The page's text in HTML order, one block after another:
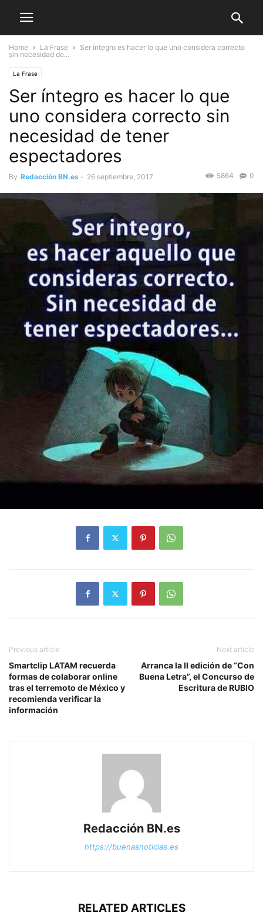
Home La Frase
Ser íntegro es hacer lo que uno considera correcto
sin necesidad de...
La Frase
Ser íntegro es hacer lo que
uno considera correcto sin
necesidad de tener
espectadores
By Redacción BN.es - 26 septiembre, 2017 0
5864
Previous article
Smartclip LATAM recuerda
formas de colaborar online
tras el terremoto de México y
recomienda verificar la
información
Next article
Arranca la II edición de “Con
Buena Letra”, el Concurso de
Escritura de RUBIO
Redacción BN.es
https://buenasnoticias.es
RELATED ARTICLES